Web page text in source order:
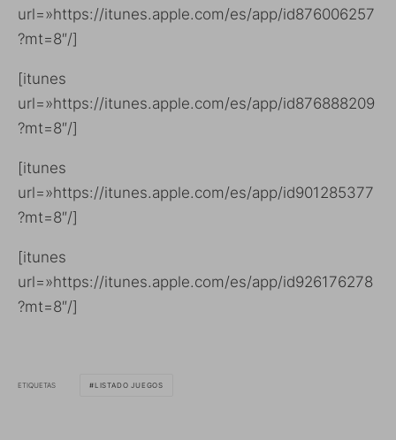
url=»https://itunes.apple.com/es/app/id876006257
?mt=8″/]
[itunes
url=»https://itunes.apple.com/es/app/id876888209
?mt=8″/]
[itunes
url=»https://itunes.apple.com/es/app/id901285377
?mt=8″/]
[itunes
url=»https://itunes.apple.com/es/app/id926176278
?mt=8″/]
ETIQUETAS LISTADO JUEGOS